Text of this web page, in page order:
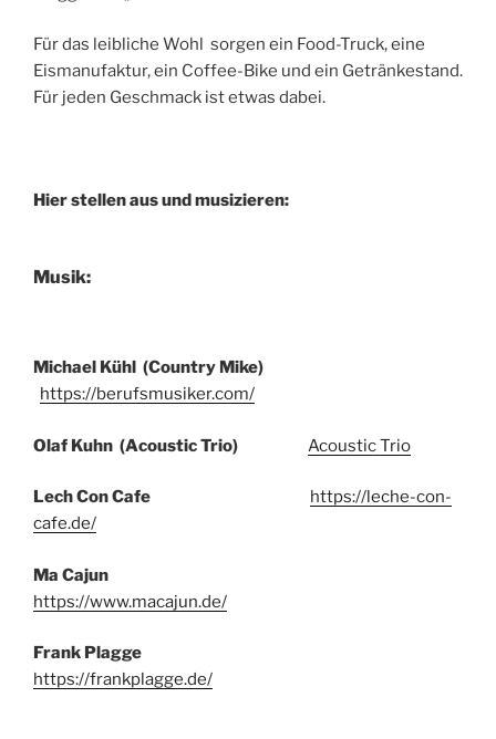
Für das leibliche Wohl sorgen ein Food-Truck, eine
Eismanufaktur, ein Coffee-Bike und ein Getränkestand.
Für jeden Geschmack ist etwas dabei.
Hier stellen aus und musizieren:
Musik:
Michael Kühl (Country Mike)
https://berufsmusiker.com/
Olaf Kuhn (Acoustic Trio) Acoustic Trio
Lech Con Cafe
https://leche-con-
cafe.de/
Ma Cajun
https://www.macajun.de/
Frank Plagge
https://frankplagge.de/